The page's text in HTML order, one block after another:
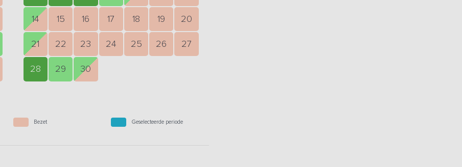
14 15 16 17 18 19 20
21 22 23 24 25 26 27
28 29 30
Bezet Geselecteerde periode